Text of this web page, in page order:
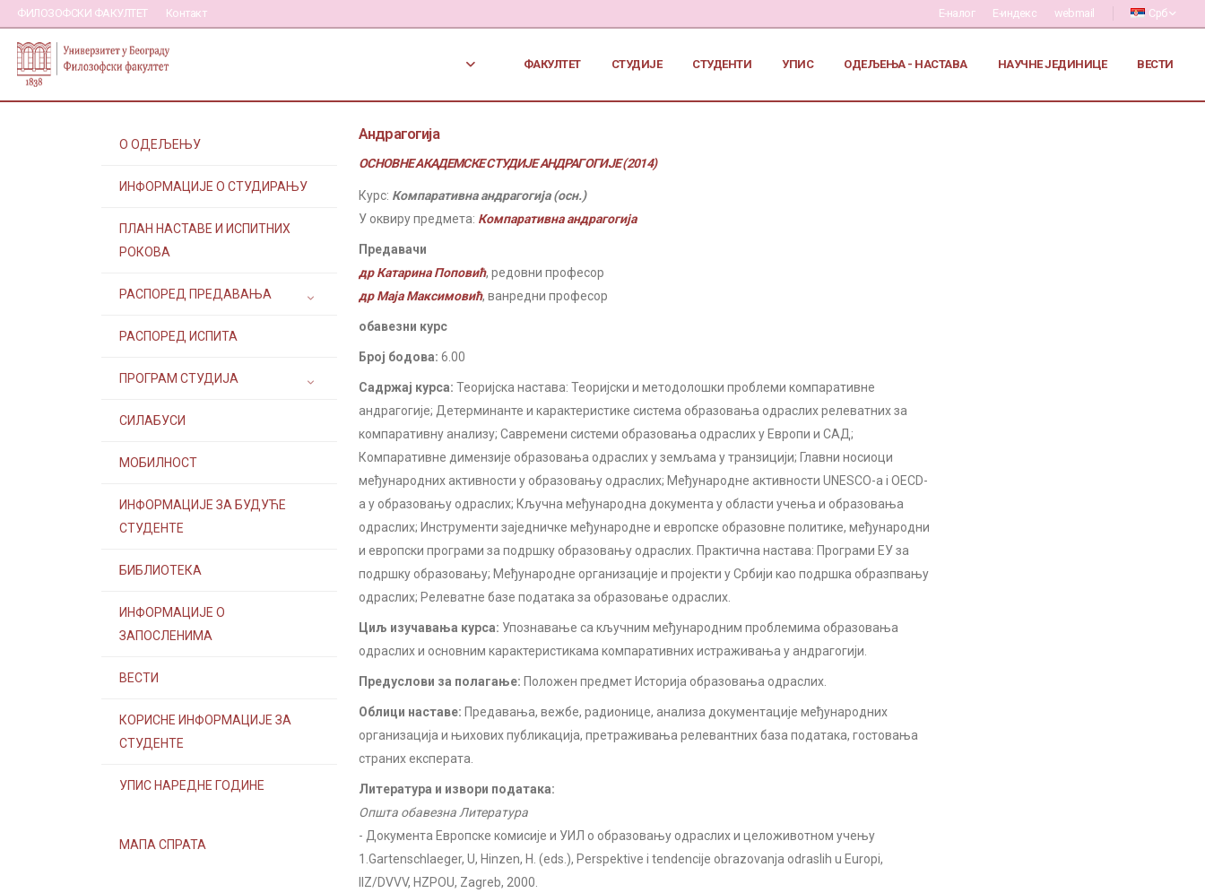
ФИЛОЗОФСКИ ФАКУЛТЕТ Контакт Е-налог Е-индекс webmail Срб
ФАКУЛТЕТ СТУДИЈЕ СТУДЕНТИ УПИС ОДЕЉЕЊА - НАСТАВА НАУЧНЕ ЈЕДИНИЦЕ ВЕСТИ
О ОДЕЉЕЊУ
ИНФОРМАЦИЈЕ О СТУДИРАЊУ
ПЛАН НАСТАВЕ И ИСПИТНИХ
РОКОВА
РАСПОРЕД ПРЕДАВАЊА
РАСПОРЕД ИСПИТА
ПРОГРАМ СТУДИЈА
СИЛАБУСИ
МОБИЛНОСТ
ИНФОРМАЦИЈЕ ЗА БУДУЋЕ
СТУДЕНТЕ
БИБЛИОТЕКА
ИНФОРМАЦИЈЕ О
ЗАПОСЛЕНИМА
ВЕСТИ
КОРИСНЕ ИНФОРМАЦИЈЕ ЗА
СТУДЕНТЕ
УПИС НАРЕДНЕ ГОДИНЕ
МАПА СПРАТА
Андрагогија
ОСНОВНЕ АКАДЕМСКЕ СТУДИЈЕ АНДРАГОГИЈЕ (2014)
Курс: Компаративна андрагогија (осн.)
У оквиру предмета: Компаративна андрагогија
Предавачи
др Катарина Поповић, редовни професор
др Маја Максимовић, ванредни професор
обавезни курс
Број бодова: 6.00
Садржај курса: Теоријска настава: Теоријски и методолошки проблеми компаративне
андрагогије; Детерминанте и карактеристике система образовања одраслих релеватних за
компаративну анализу; Савремени системи образовања одраслих у Европи и САД;
Компаративне димензије образовања одраслих у земљама у транзицији; Главни носиоци
међународних активности у образовању одраслих; Mеђународне активности UNESCO-а i OECD-
a у образовању одраслих; Кључна међународна документа у области учења и образовања
одраслих; Инструменти заједничке међународне и европске образовне политике, међународни
и европски програми за подршку образовању одраслих. Практична настава: Програми ЕУ за
подршку образовању; Међународне организације и пројекти у Србији као подршка образпвању
одраслих; Релеватне базе података за образовање одраслих.
Циљ изучавања курса: Упознавање са кључним међународним проблемима образовања
одраслих и основним карактеристикама компаративних истраживања у андрагогији.
Предуслови за полагање: Положен предмет Историја образовања одраслих.
Облици наставе: Предавања, вежбе, радионице, анализа документације међународних
организација и њихових публикација, претраживања релевантних база података, гостовања
страних експерата.
Литература и извори података:
Општа обавезна Литература
- Документа Европске комисије и УИЛ о образовању одраслих и целоживотном учењу
1.Gartenschlaeger, U, Hinzen, H. (eds.), Perspektive i tendencije obrazovanja odraslih u Europi,
IIZ/DVVV, HZPOU, Zagreb, 2000.